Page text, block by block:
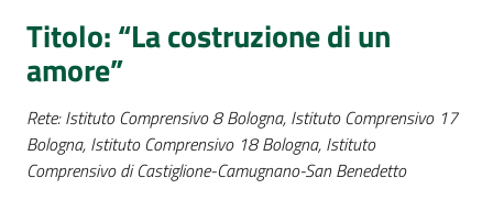
memoria
Seguici
su
Titolo: “La costruzione di un
amore”
Rete: Istituto Comprensivo 8 Bologna, Istituto Comprensivo 17
Bologna, Istituto Comprensivo 18 Bologna, Istituto
Comprensivo di Castiglione-Camugnano-San Benedetto